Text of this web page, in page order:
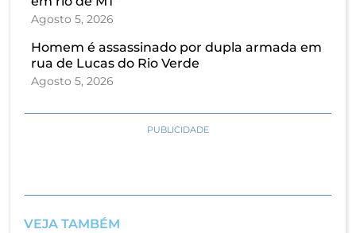
Agosto 5, 2026
Homem é assassinado por dupla armada em
rua de Lucas do Rio Verde
Agosto 5, 2026
PUBLICIDADE
VEJA TAMBÉM